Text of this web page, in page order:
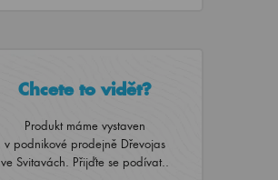
Chcete to vidět?
Produkt máme vystaven
v podnikové prodejně Dřevojas
ve Svitavách. Přijďte se podívat..